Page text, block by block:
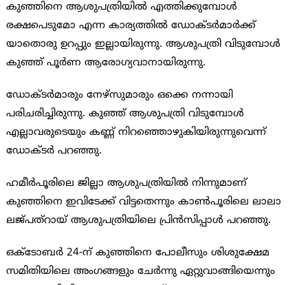
കുഞ്ഞിനെ ആശുപത്രിയില്‍ എത്തിക്കുമ്പോള്‍
രക്ഷപെടുമോ എന്ന കാര്യത്തില്‍ ഡോക്ടര്‍മാര്‍ക്ക്
യാതൊരു ഉറപ്പും ഇല്ലായിരുന്നു. ആശുപത്രി വിടുമ്പോള്‍
കുഞ്ഞ് പൂര്‍ണ ആരോഗ്യവാനായിരുന്നു.
ഡോക്ടര്‍മാരും നേഴ്സുമാരും ഒക്കെ നന്നായി
പരിചരിച്ചിരുന്നു. കുഞ്ഞ് ആശുപത്രി വിടുമ്പോള്‍
എല്ലാവരുടെയും കണ്ണ് നിറഞ്ഞൊഴുകിയിരുന്നുവെന്ന്
ഡോക്ടര്‍ പറഞ്ഞു.
ഹമീര്‍പൂരിലെ ജില്ലാ ആശുപത്രിയില്‍ നിന്നുമാണ്
കുഞ്ഞിനെ ഇവിടേക്ക് വിട്ടതെന്നും കാണ്‍പൂരിലെ ലാലാ
ലജ്പത്റായ് ആശുപത്രിയിലെ പ്രിന്‍സിപ്പാള്‍ പറഞ്ഞു.
ഒക്ടോബര്‍ 24-ന് കുഞ്ഞിനെ പോലീസും ശിശുക്ഷേമ
സമിതിയിലെ അംഗങ്ങളും ചേര്‍ന്നു ഏറ്റുവാങ്ങിയെന്നും